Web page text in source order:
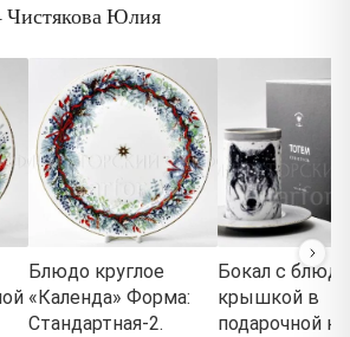
Юлия
Блюдо круглое
«Календа» Форма:
Стандартная-2.
Бокал с
крышкой в
подарочной